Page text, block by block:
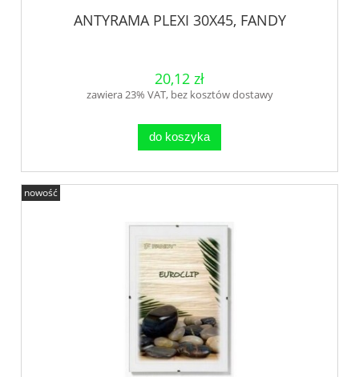
ANTYRAMA PLEXI 30X45, FANDY
20,12 zł
zawiera 23% VAT, bez kosztów dostawy
do koszyka
nowość